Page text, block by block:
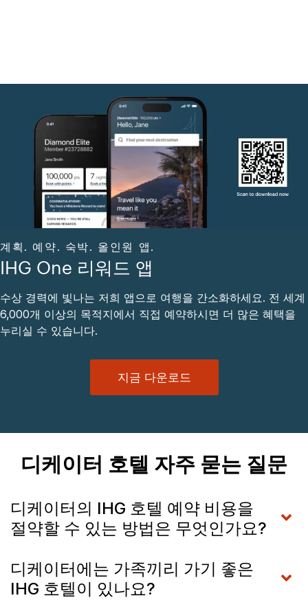
계획. 예약. 숙박. 올인원 앱.
IHG One 리워드 앱
수상 경력에 빛나는 저희 앱으로 여행을 간소화하세요. 전 세계
6,000개 이상의 목적지에서 직접 예약하시면 더 많은 혜택을
누리실 수 있습니다.
지금 다운로드
디케이터 호텔 자주 묻는 질문
디케이터의 IHG 호텔 예약 비용을
절약할 수 있는 방법은 무엇인가요?
디케이터에는 가족끼리 가기 좋은
IHG 호텔이 있나요?